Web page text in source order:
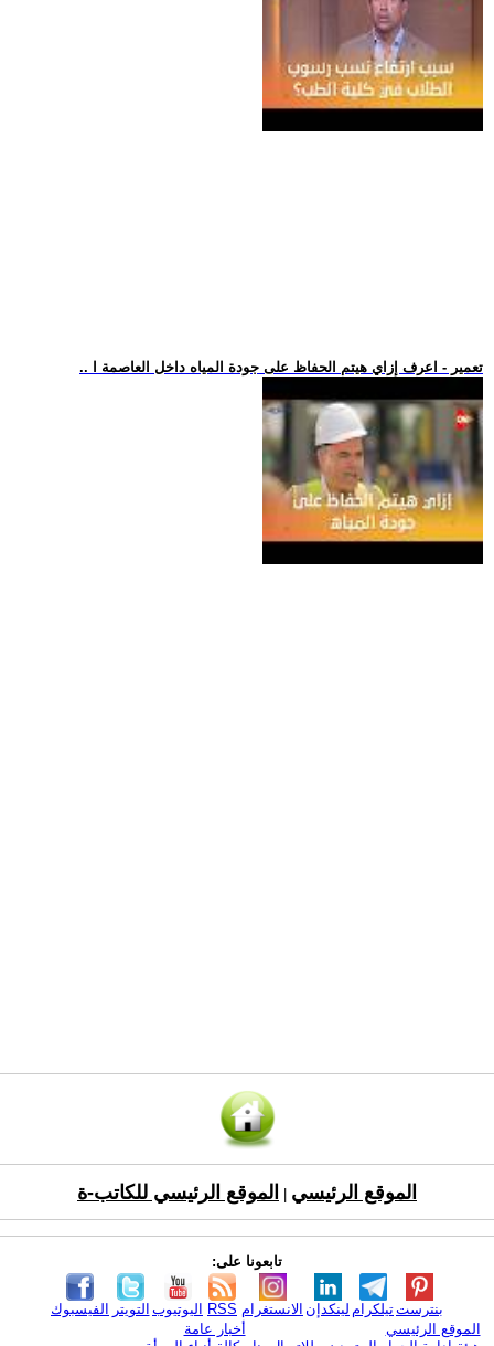
.. تعمير - اعرف إزاي هيتم الحفاظ على جودة المياه داخل العاصمة ا
الموقع الرئيسي الموقع الرئيسي للكاتب-ة
تابعونا على:
الفيسبوك التويتر اليوتيوب RSS الانستغرام لينكدإن تيلكرامبنترست
الموقع الرئيسي
أخبار عامة